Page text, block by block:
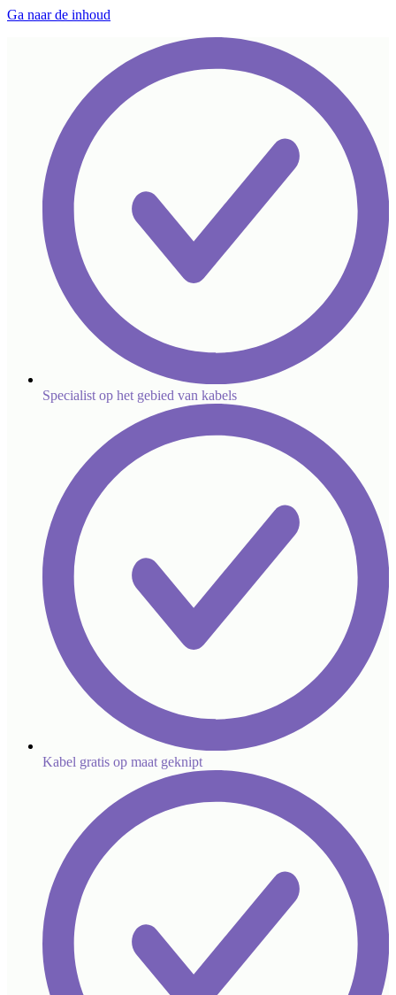
Ga naar de inhoud
Specialist op het gebied van kabels
Kabel gratis op maat geknipt